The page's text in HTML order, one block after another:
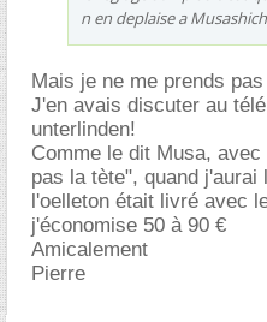
n en deplaise a
Mais je ne me prends
J'en avais discuter au
unterlinden!
Comme le dit Musa,
pas la tète", quand
l'oelleton était livré avec
j'économise 50 à 90
Amicalement
Pierre